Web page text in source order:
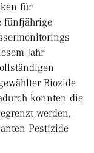
für
fünfjährige
Jahr
Biozide
konnten die
werden,
Pestizide